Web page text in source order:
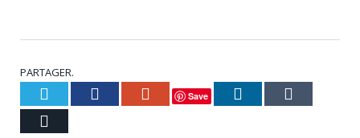
PARTAGER.
Twitter Facebook Google+
Save LinkedIn